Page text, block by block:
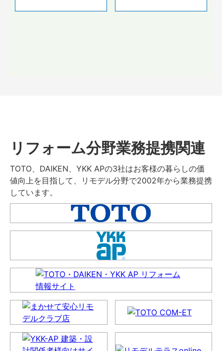
リフォーム分野業務提携関連
TOTO、DAIKEN、YKK APの3社はお客様の暮らしの価
値向上を目指して、リモデル分野で2002年から業務提携
しています。